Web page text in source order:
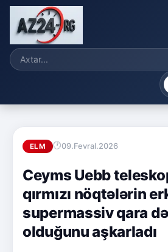
ELM 09.Fevral.2026
Ceyms Uebb
qırmızı nöqtələrin
supermassiv qara
olduğunu aşkarladı